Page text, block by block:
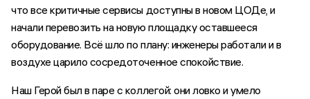
что все критичные сервисы доступны в новом ЦОДе, и
начали перевозить на новую площадку оставшееся
оборудование. Всё шло по плану: инженеры работали и в
воздухе царило сосредоточенное спокойствие.
Наш Герой был в паре с коллегой: они ловко и умело